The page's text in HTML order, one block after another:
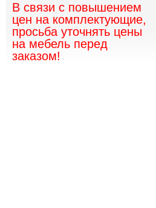
В связи с повышением
цен на комплектующие,
просьба уточнять цены
на мебель перед
заказом!